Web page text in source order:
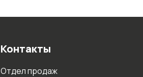
Контакты
Отдел продаж